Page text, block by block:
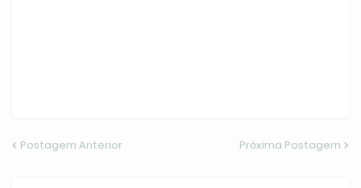
Postagem Anterior Próxima Postagem